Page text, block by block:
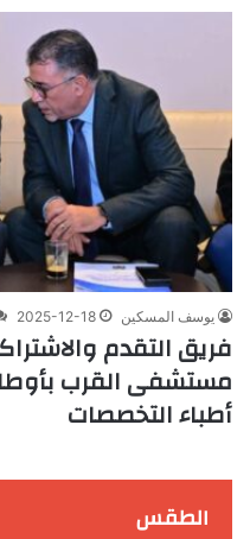
يوسف المسكين 2025-12-18
فريق التقدم
مستشفى القرب
أطباء التخصصات
الطقس